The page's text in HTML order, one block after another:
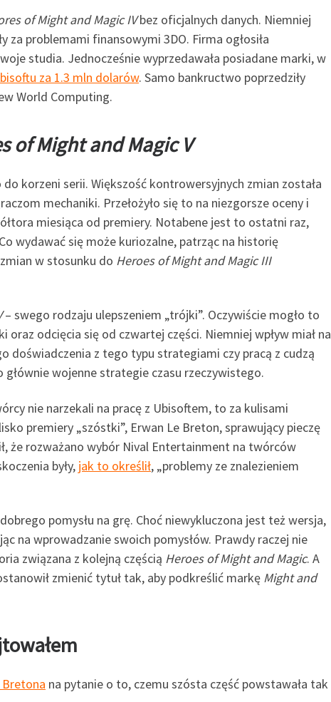
of Might and Magic IVbez oficjalnych danych. Niemniej
za problemami finansowymi 3DO. Firma ogłosiła
studia. Jednocześnie wyprzedawała posiadane marki, w
za 1.3 mln dolarów. Samo bankructwo poprzedziły
World Computing.
of Might and Magic V
korzeni serii. Większość kontrowersyjnych zmian została
mechaniki. Przełożyło się to na niezgorsze oceny i
miesiąca od premiery. Notabene jest to ostatni raz,
wydawać się może kuriozalne, patrząc na historię
w stosunku do Heroes of Might and Magic III
– swego rodzaju ulepszeniem „trójki”. Oczywiście mogło to
odcięcia się od czwartej części. Niemniej wpływ miał na
doświadczenia z tego typu strategiami czy pracą z cudzą
wojenne strategie czasu rzeczywistego.
nie narzekali na pracę z Ubisoftem, to za kulisami
premiery „szóstki”, Erwan Le Breton, sprawujący pieczę
że rozważano wybór Nival Entertainment na twórców
były, jak to określił, „problemy ze znalezieniem
pomysłu na grę. Choć niewykluczona jest też wersja,
na wprowadzanie swoich pomysłów. Prawdy raczej nie
związana z kolejną częścią Heroes of Might and Magic. A
zmienić tytuł tak, aby podkreślić markę Might and
Bretona na pytanie o to, czemu szósta część powstawała tak